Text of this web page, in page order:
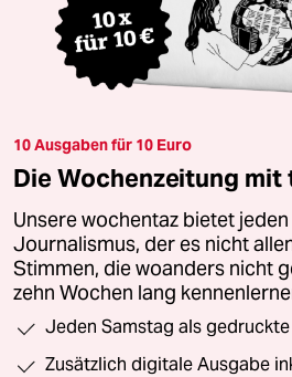
10 Ausgaben für 10 Euro
Die Wochenzeitung
Unsere wochentaz bietet
Journalismus, der es nicht
Stimmen, die woanders nicht
zehn Wochen lang
Jeden Samstag als
Zusätzlich digitale Ausgabe